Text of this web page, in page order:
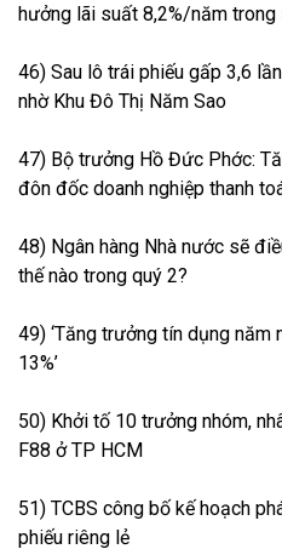
hưởng lãi suất 8,2%/năm trong
46) Sau lô trái phiếu gấp 3,6
nhờ Khu Đô Thị Năm Sao
47) Bộ trưởng Hồ Đức Phớc:
đôn đốc doanh nghiệp thanh
48) Ngân hàng Nhà nước sẽ
thế nào trong quý 2?
49) ‘Tăng trưởng tín dụng năm
13%’
50) Khởi tố 10 trưởng nhóm,
F88 ở TP HCM
51) TCBS công bố kế hoạch
phiếu riêng lẻ